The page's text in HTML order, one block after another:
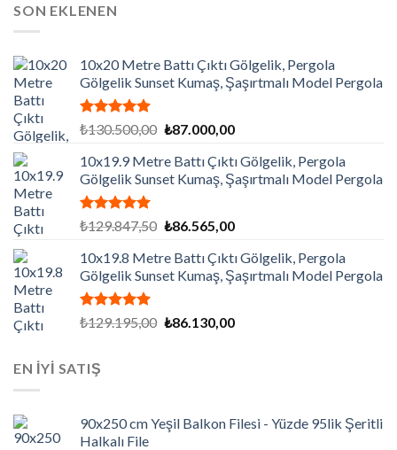
SON EKLENEN
10x20 Metre Battı Çıktı Gölgelik, Pergola
Gölgelik Sunset Kumaş, Şaşırtmalı Model Pergola
5 üzerinden
aldı
₺130.500,00 Orijinal
₺130.500,00.
₺87.000,00Şu
fiyat:
₺87.000,00.
10x19.9 Metre Battı Çıktı Gölgelik, Pergola
Gölgelik Sunset Kumaş, Şaşırtmalı Model Pergola
5 üzerinden
aldı
₺129.847,50 Orijinal
₺129.847,50.
₺86.565,00Şu
fiyat:
₺86.565,00.
10x19.8 Metre Battı Çıktı Gölgelik, Pergola
Gölgelik Sunset Kumaş, Şaşırtmalı Model Pergola
5 üzerinden
₺129.195,00 Orijinal
₺86.130,00Şu
EN İYİ SATIŞ
90x250 cm Yeşil Balkon Filesi - Yüzde 95lik Şeritli
Halkalı File